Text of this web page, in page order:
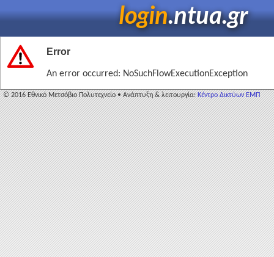
login.ntua.gr
Error
An error occurred: NoSuchFlowExecutionException
© 2016 Εθνικό Μετσόβιο Πολυτεχνείο • Ανάπτυξη & λειτουργία:Κέντρο Δικτύων ΕΜΠ